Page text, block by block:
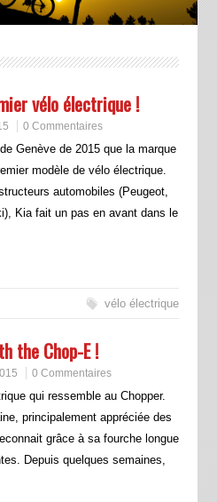
vélo électrique !
0 Commentaires
Genève de 2015 que la marque
modèle de vélo électrique.
automobiles (Peugeot,
Kia fait un pas en avant dans le
vélo électrique
the Chop-E !
0 Commentaires
qui ressemble au Chopper.
principalement appréciée des
grâce à sa fourche longue
Depuis quelques semaines,